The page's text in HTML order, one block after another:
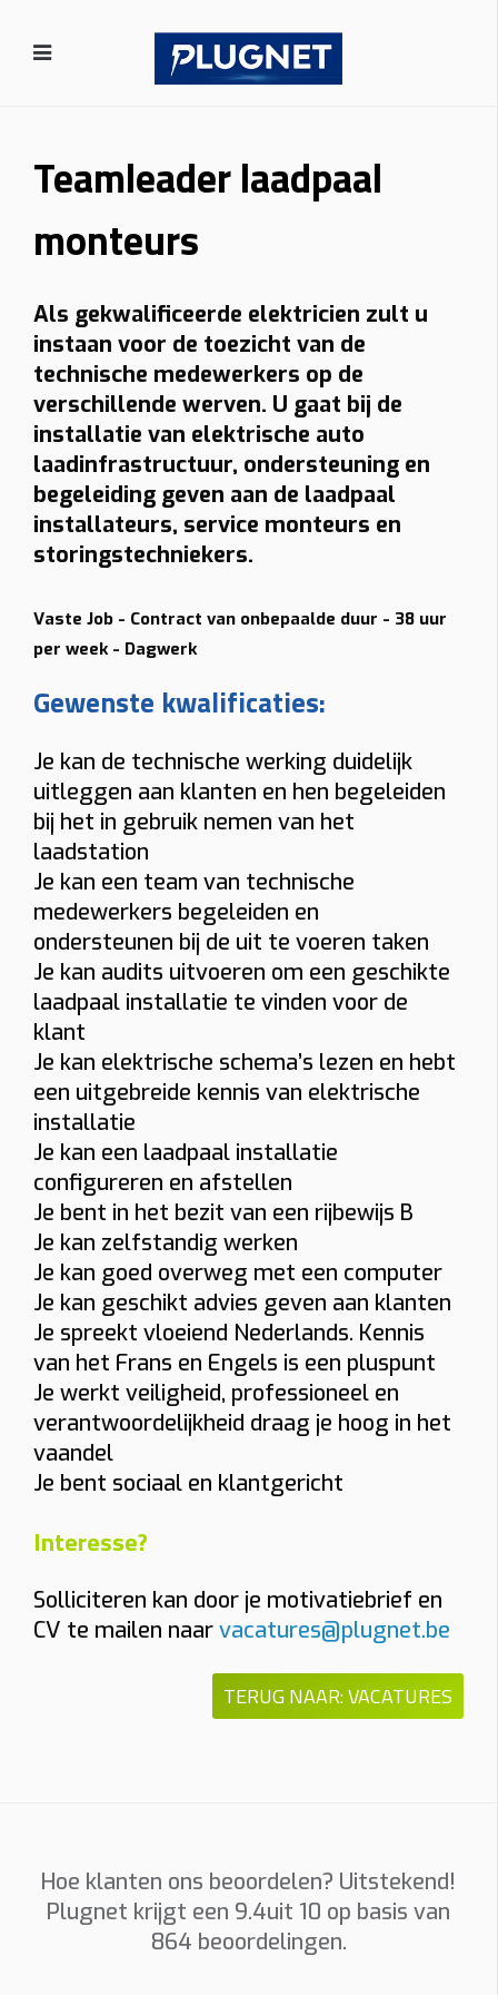
Teamleader laadpaal
monteurs
Als gekwalificeerde elektricien zult u
instaan voor de toezicht van de
technische medewerkers op de
verschillende werven. U gaat bij de
installatie van elektrische auto
laadinfrastructuur, ondersteuning en
begeleiding geven aan de laadpaal
installateurs, service monteurs en
storingstechniekers.
Vaste Job - Contract van onbepaalde duur - 38 uur
per week - Dagwerk
Gewenste kwalificaties:
Je kan de technische werking duidelijk
uitleggen aan klanten en hen begeleiden
bij het in gebruik nemen van het
laadstation
Je kan een team van technische
medewerkers begeleiden en
ondersteunen bij de uit te voeren taken
Je kan audits uitvoeren om een geschikte
laadpaal installatie te vinden voor de
klant
Je kan elektrische schema’s lezen en hebt
een uitgebreide kennis van elektrische
installatie
Je kan een laadpaal installatie
configureren en afstellen
Je bent in het bezit van een rijbewijs B
Je kan zelfstandig werken
Je kan goed overweg met een computer
Je kan geschikt advies geven aan klanten
Je spreekt vloeiend Nederlands. Kennis
van het Frans en Engels is een pluspunt
Je werkt veiligheid, professioneel en
verantwoordelijkheid draag je hoog in het
vaandel
Je bent sociaal en klantgericht
Interesse?
Solliciteren kan door je motivatiebrief en
CV te mailen naarvacatures@plugnet.be
TERUG NAAR: VACATURES
Vraag uw vrijblijvende offerte op maat aan!
Doorgaans binnen 24 uur ontvangt u een voorstel met all-in prijs
voor de laadpaal die bij u past.
Gebruik
Thuis Zakelijk
Thuis: vaak 6% btw bij woning ≥10 jaar. Zakelijk: 21% btw.
Montage
Wand Paal
Afstand verdeelkast → laadpunt
Load balancing
Ja Nee
Voorkomt dat de hoofdzekering uitvalt.
BTW thuis
Woning ≥10 jaar (6% btw)
Alleen bij “Thuis”.
Gewenste functies (meerdere mogelijk)
Solar laden Dynamische tarieven laden Vaste kabel
Socket
Laadpas (RFID) Ingebouwde MID-meter
Bidirectioneel 22 kW
Indicatieve totaalprijs
€ 1543 – € 1774 (incl. 6% btw)
Toestel: € 882
Installatie + materiaal: € 350 • Load balancing: € 87
Keuring: € 165
Naam
E-mail
Telefoon
Graag foto’s van uw verdeelkast, de plaats waar de
Ik ga akkoord dat Plugnet mij mag contacteren i.v.m. mijn
aanvraag.
Hoe klanten ons beoordelen? Uitstekend!
Plugnet krijgt een 9.4uit 10 op basis van
864 beoordelingen.